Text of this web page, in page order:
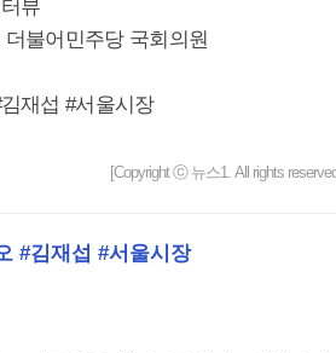
뷰
더불어민주당 국회의원
재섭 #서울시장
[Copyright ⓒ 뉴스1. All rights
#김재섭 #서울시장